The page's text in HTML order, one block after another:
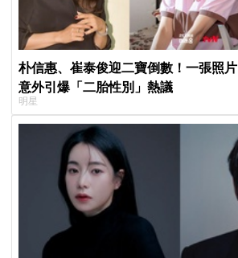
朴信惠、崔泰俊迎二寶倒數！一張照片
意外引爆「二胎性別」熱議
明星